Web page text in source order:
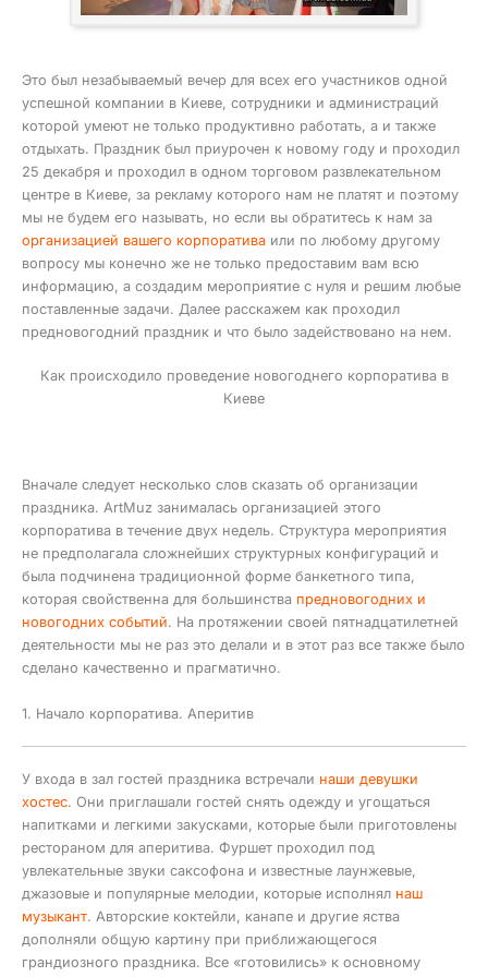
Это был незабываемый вечер для всех его участников одной
успешной компании в Киеве, сотрудники и администраций
которой умеют не только продуктивно работать, а и также
отдыхать. Праздник был приурочен к новому году и проходил
25 декабря и проходил в одном торговом развлекательном
центре в Киеве, за рекламу которого нам не платят и поэтому
мы не будем его называть, но если вы обратитесь к нам за
организацией вашего корпоратива или по любому другому
вопросу мы конечно же не только предоставим вам всю
информацию, а создадим мероприятие с нуля и решим любые
поставленные задачи. Далее расскажем как проходил
предновогодний праздник и что было задействовано на нем.
Как происходило проведение новогоднего корпоратива в
Киеве
Вначале следует несколько слов сказать об организации
праздника. ArtMuz занималась организацией этого
корпоратива в течение двух недель. Структура мероприятия
не предполагала сложнейших структурных конфигураций и
была подчинена традиционной форме банкетного типа,
которая свойственна для большинства предновогодних и
новогодних событий. На протяжении своей пятнадцатилетней
деятельности мы не раз это делали и в этот раз все также было
сделано качественно и прагматично.
1. Начало корпоратива. Аперитив
У входа в зал гостей праздника встречали наши девушки
хостес. Они приглашали гостей снять одежду и угощаться
напитками и легкими закусками, которые были приготовлены
рестораном для аперитива. Фуршет проходил под
увлекательные звуки саксофона и известные лаунжевые,
джазовые и популярные мелодии, которые исполнял наш
музыкант. Авторские коктейли, канапе и другие яства
дополняли общую картину при приближающегося
грандиозного праздника. Все «готовились» к основному